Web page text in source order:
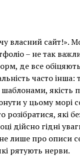
власний сайт!».
– не так
де все обіцяють
часто інша:
якість
у цьому морі
які
дійсно гідні
лише про описи
рятують нерви.